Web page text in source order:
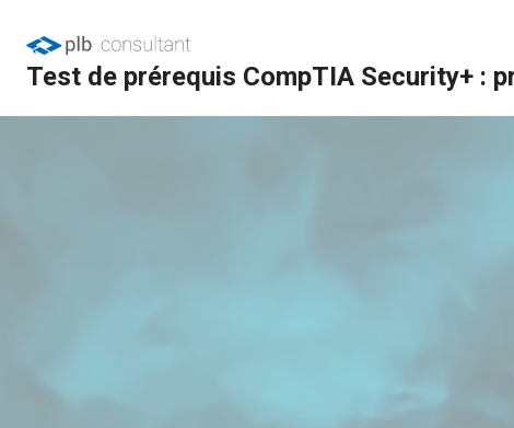
Test de prérequis CompTIA Security+ :